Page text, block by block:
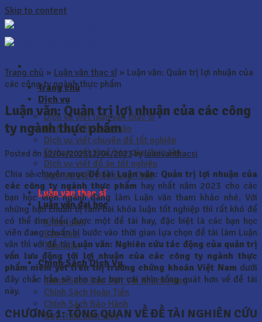
Skip to content
Trang chủ
Dịch vụ
Dịch vụ viết luận văn thạc sĩ
Dịch vụ viết khóa luận
Dịch vụ viết chuyên đề tốt nghiệp
Dịch vụ viết thuê báo cáo thực tập
Dịch vụ viết đồ án tốt nghiệp
Dịch Vụ Viết Tiểu Luận Thuê
Luận văn thạc sĩ
Luận văn đại học
Khóa luận
Báo Cáo
Tiểu luận
Chính Sách Dịch Vụ
Chính Sách Bảo Mật Với Khách Hàng
Chính Sách Hoàn Tiền
Chính Sách Bảo Hành
Quy Trình Làm Việc
Trang chủ » Luận văn thạc sĩ» Luận văn: Quản trị lợi nhuận của
các công ty ngành thực phẩm
Luận văn: Quản trị lợi nhuận của các công
ty ngành thực phẩm
Posted on 12/04/202312/04/2023byluanvanthacsi
Chia sẻ chuyên mụcĐề tài Luận văn: Quản trị lợi nhuận của
các công ty ngành thực phẩm hay nhất năm 2023 cho các
bạn học viên ngành đang làm Luận văn tham khảo nhé. Với
những bạn chuẩn bị làm bài khóa luận tốt nghiệp thì rất khó để
có thể tìm hiểu được một đề tài hay, đặc biệt là các bạn học
viên đang chuẩn bị bước vào thời gian lựa chọn đề tài làm Luận
văn thì với đề tàiLuận văn: Nghiên cứu tác động của quản trị
vốn lưu động tới lợi nhuận của các công ty ngành thực
phẩm niêm yết trên thị trường chứng khoán Việt Nam dưới
đây chắc hẳn sẽ cho các bạn cái nhìn tổng quát hơn về đề tài
này.
CHƯƠNG 1: TỔNG QUAN VỀ ĐỀ TÀI NGHIÊN CỨU